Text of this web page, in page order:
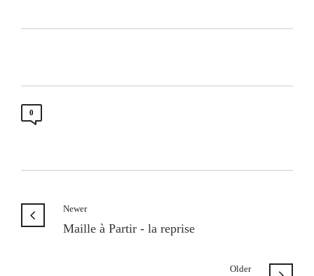
0
Newer
Maille à Partir - la reprise
Older